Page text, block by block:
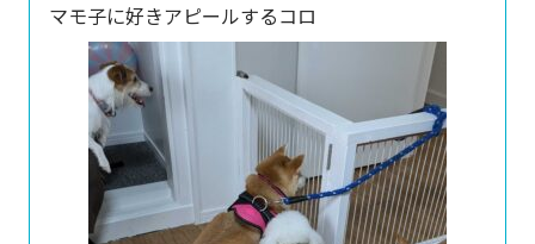
マモ子に好きアピールするコロ